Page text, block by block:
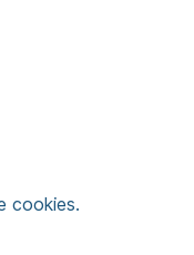
cookies.